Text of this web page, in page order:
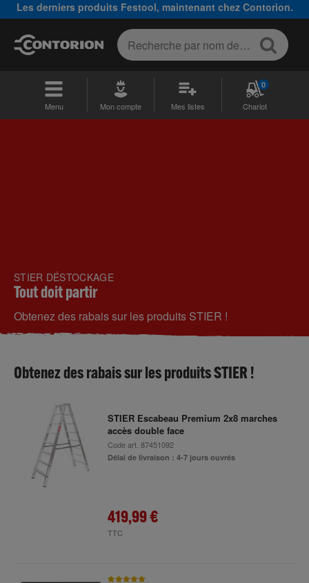
Les derniers produits Festool, maintenant chez Contorion.
Menu Mon compte Mes listes
0
Chariot
STIER DÉSTOCKAGE
Tout doit partir
Obtenez des rabais sur les produits STIER !
Obtenez des rabais sur les produits STIER !
STIER Escabeau Premium 2x8 marches
accès double face
Code art. 87451092
Délai de livraison : 4-7 jours ouvrés
419,99 €
TTC